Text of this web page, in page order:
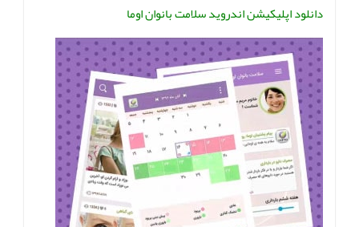
دانلود اپلیکیشن اندروید سلامت بانوان اوما